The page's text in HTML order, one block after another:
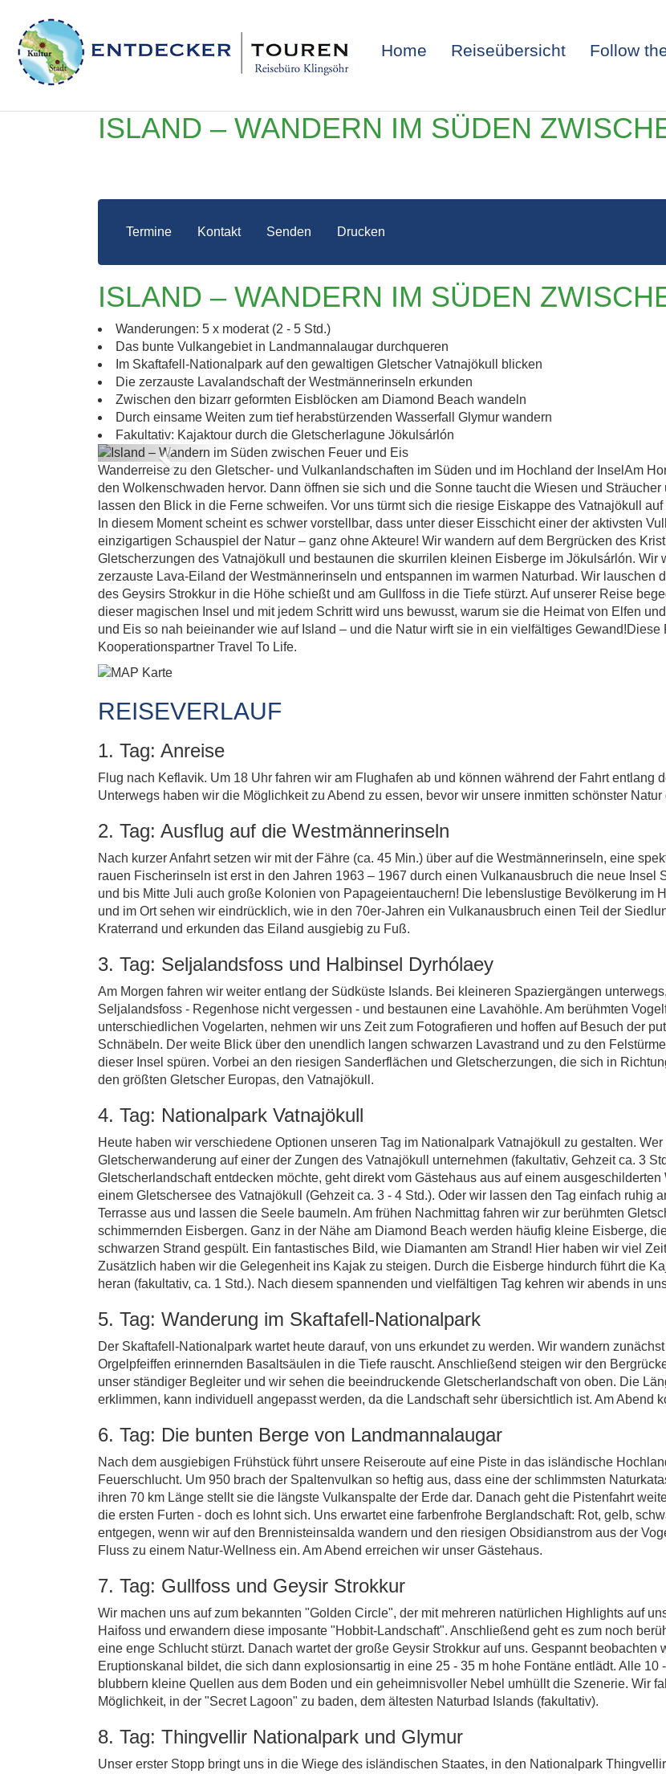
Home Reiseübersicht Follow
ISLAND –
SÜDEN ZWISCHEN
UND EIS
ISLAND – WANDERN IM SÜDEN
Termine Kontakt Senden Drucken
ISLAND – WANDERN IM SÜDEN
Wanderungen: 5 x moderat (2 - 5 Std.)
Das bunte Vulkangebiet in Landmannalaugar durchqueren
Im Skaftafell-Nationalpark auf den gewaltigen Gletscher Vatnajökull blicken
Die zerzauste Lavalandschaft der Westmännerinseln erkunden
Zwischen den bizarr geformten Eisblöcken am Diamond Beach wandeln
Durch einsame Weiten zum tief herabstürzenden Wasserfall Glymur wandern
Fakultativ: Kajaktour durch die Gletscherlagune Jökulsárlón
Island – Wandern im Süden
Previous
Wanderreise zu den Gletscher- und Vulkanlandschaften im Süden und im Hochland der InselAm
den Wolkenschwaden hervor. Dann öffnen sie sich und die Sonne taucht die Wiesen und
lassen den Blick in die Ferne schweifen. Vor uns türmt sich die riesige Eiskappe des Vatnajökull
In diesem Moment scheint es schwer vorstellbar, dass unter dieser Eisschicht einer der aktivsten
einzigartigen Schauspiel der Natur – ganz ohne Akteure! Wir wandern auf dem Bergrücken des
Gletscherzungen des Vatnajökull und bestaunen die skurrilen kleinen Eisberge im Jökulsárlón.
zerzauste Lava-Eiland der Westmännerinseln und entspannen im warmen Naturbad. Wir lauschen
des Geysirs Strokkur in die Höhe schießt und am Gullfoss in die Tiefe stürzt. Auf unserer Reise
dieser magischen Insel und mit jedem Schritt wird uns bewusst, warum sie die Heimat von Elfen
und Eis so nah beieinander wie auf Island – und die Natur wirft sie in ein vielfältiges
Kooperationspartner Travel To Life.
REISEVERLAUF
1. Tag: Anreise
Flug nach Keflavik. Um 18 Uhr fahren wir am Flughafen ab und können während der Fahrt entlang
Unterwegs haben wir die Möglichkeit zu Abend zu essen, bevor wir unsere inmitten schönster
2. Tag: Ausflug auf die Westmännerinseln
Nach kurzer Anfahrt setzen wir mit der Fähre (ca. 45 Min.) über auf die Westmännerinseln, eine
rauen Fischerinseln ist erst in den Jahren 1963 – 1967 durch einen Vulkanausbruch die neue
und bis Mitte Juli auch große Kolonien von Papageientauchern! Die lebenslustige Bevölkerung im
und im Ort sehen wir eindrücklich, wie in den 70er-Jahren ein Vulkanausbruch einen Teil der
Kraterrand und erkunden das Eiland ausgiebig zu Fuß.
3. Tag: Seljalandsfoss und Halbinsel Dyrhólaey
Am Morgen fahren wir weiter entlang der Südküste Islands. Bei kleineren Spaziergängen
Seljalandsfoss - Regenhose nicht vergessen - und bestaunen eine Lavahöhle. Am berühmten
unterschiedlichen Vogelarten, nehmen wir uns Zeit zum Fotografieren und hoffen auf Besuch der
Schnäbeln. Der weite Blick über den unendlich langen schwarzen Lavastrand und zu den
dieser Insel spüren. Vorbei an den riesigen Sanderflächen und Gletscherzungen, die sich in
den größten Gletscher Europas, den Vatnajökull.
4. Tag: Nationalpark Vatnajökull
Heute haben wir verschiedene Optionen unseren Tag im Nationalpark Vatnajökull zu gestalten.
Gletscherwanderung auf einer der Zungen des Vatnajökull unternehmen (fakultativ, Gehzeit ca. 3
Gletscherlandschaft entdecken möchte, geht direkt vom Gästehaus aus auf einem
einem Gletschersee des Vatnajökull (Gehzeit ca. 3 - 4 Std.). Oder wir lassen den Tag einfach ruhig
Terrasse aus und lassen die Seele baumeln. Am frühen Nachmittag fahren wir zur berühmten
schimmernden Eisbergen. Ganz in der Nähe am Diamond Beach werden häufig kleine Eisberge,
schwarzen Strand gespült. Ein fantastisches Bild, wie Diamanten am Strand! Hier haben wir viel
Zusätzlich haben wir die Gelegenheit ins Kajak zu steigen. Durch die Eisberge hindurch führt die
heran (fakultativ, ca. 1 Std.). Nach diesem spannenden und vielfältigen Tag kehren wir abends in
5. Tag: Wanderung im Skaftafell-Nationalpark
Der Skaftafell-Nationalpark wartet heute darauf, von uns erkundet zu werden. Wir wandern
Orgelpfeiffen erinnernden Basaltsäulen in die Tiefe rauscht. Anschließend steigen wir den
unser ständiger Begleiter und wir sehen die beeindruckende Gletscherlandschaft von oben. Die
erklimmen, kann individuell angepasst werden, da die Landschaft sehr übersichtlich ist. Am Abend
6. Tag: Die bunten Berge von Landmannalaugar
Nach dem ausgiebigen Frühstück führt unsere Reiseroute auf eine Piste in das isländische
Feuerschlucht. Um 950 brach der Spaltenvulkan so heftig aus, dass eine der schlimmsten
ihren 70 km Länge stellt sie die längste Vulkanspalte der Erde dar. Danach geht die Pistenfahrt
die ersten Furten - doch es lohnt sich. Uns erwartet eine farbenfrohe Berglandschaft: Rot, gelb,
entgegen, wenn wir auf den Brennisteinsalda wandern und den riesigen Obsidianstrom aus der
Fluss zu einem Natur-Wellness ein. Am Abend erreichen wir unser Gästehaus.
7. Tag: Gullfoss und Geysir Strokkur
Wir machen uns auf zum bekannten "Golden Circle", der mit mehreren natürlichen Highlights auf
Haifoss und erwandern diese imposante "Hobbit-Landschaft". Anschließend geht es zum noch
eine enge Schlucht stürzt. Danach wartet der große Geysir Strokkur auf uns. Gespannt
Eruptionskanal bildet, die sich dann explosionsartig in eine 25 - 35 m hohe Fontäne entlädt. Alle
blubbern kleine Quellen aus dem Boden und ein geheimnisvoller Nebel umhüllt die Szenerie. Wir
Möglichkeit, in der "Secret Lagoon" zu baden, dem ältesten Naturbad Islands (fakultativ).
8. Tag: Thingvellir Nationalpark und Glymur
Unser erster Stopp bringt uns in die Wiege des isländischen Staates, in den Nationalpark